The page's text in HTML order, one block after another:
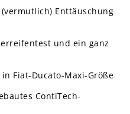
Enttäuschung
und ein ganz
Fiat-Ducato-Maxi-Größe
ContiTech-